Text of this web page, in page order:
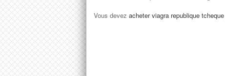
Vous devez acheter viagra republique tcheque